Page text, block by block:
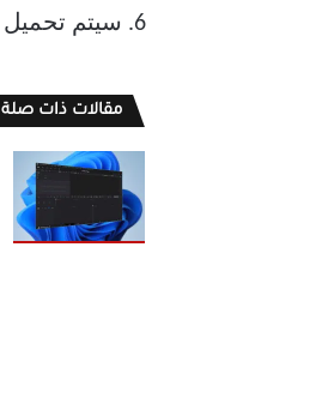
6. سيتم تحميل صندوق بريد Gmail الخاص بك في الصفحة مع واجهته المختلفة قليلاً عن Gmail العادي.
مقالات ذات صلة